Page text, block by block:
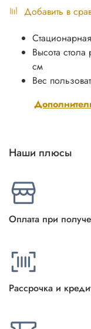
Добавить в
Высота
см
Вес
Наши плюсы
Оплата при
Рассрочка и